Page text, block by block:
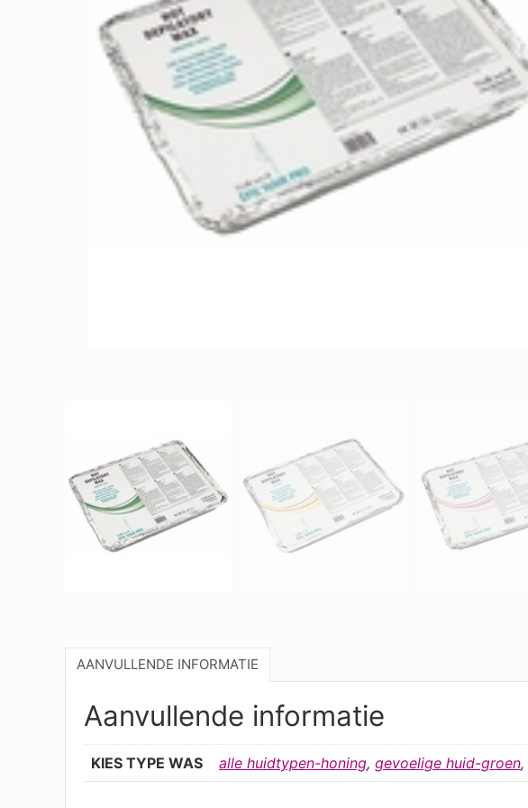
AANVULLENDE INFORMATIE
Aanvullende informatie
KIES TYPE WAS alle huidtypen-honing, gevoelige huid-groen,